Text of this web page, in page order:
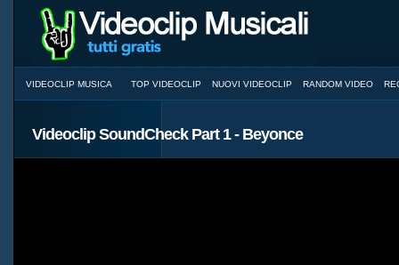
VIDEOCLIP MUSICA TOP VIDEOCLIP NUOVI VIDEOCLIP RANDOM VIDEO
Videoclip SoundCheck Part 1 - Beyonce